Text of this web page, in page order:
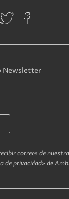
Newsletter
correos de
de privacidad» de